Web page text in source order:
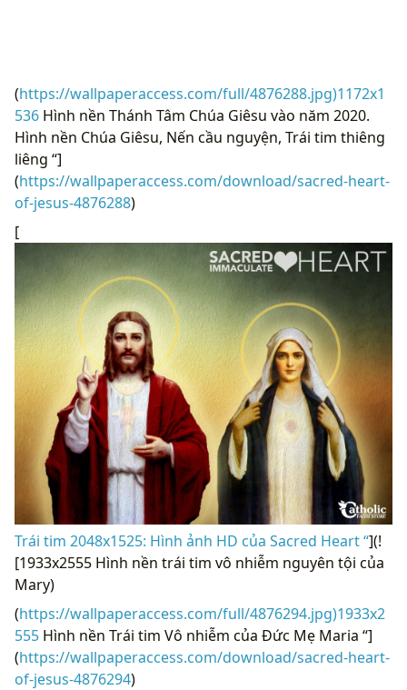
(https://wallpaperaccess.com/full/4876288.jpg)1172x1
536 Hình nền Thánh Tâm Chúa Giêsu vào năm 2020.
Hình nền Chúa Giêsu, Nến cầu nguyện, Trái tim thiêng
liêng “]
(https://wallpaperaccess.com/download/sacred-heart-
of-jesus-4876288)
[
Trái tim 2048x1525: Hình ảnh HD của Sacred Heart “](!
[1933x2555 Hình nền trái tim vô nhiễm nguyên tội của
Mary)
(https://wallpaperaccess.com/full/4876294.jpg)1933x2
555 Hình nền Trái tim Vô nhiễm của Đức Mẹ Maria “]
(https://wallpaperaccess.com/download/sacred-heart-
of-jesus-4876294)